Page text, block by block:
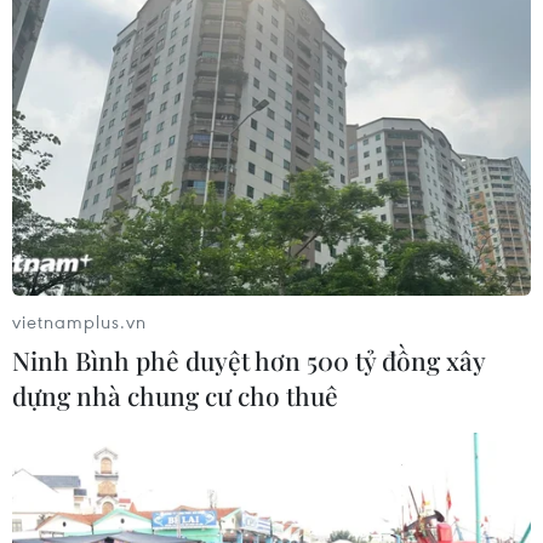
Đà Nẵng tổ chức Lễ hội Sâm Ngọc
Linh 2026: Cam kết 100% sâm thật
17/07/2026 06:09
Tìm ra cơ chế gây bệnh ung thư
xương hiếm gặp
17/07/2026 01:05
Tìm lời giải cho xu hướng gia tăng
ung thư phổi ở người trẻ không hút
17/07/2026 01:00
vietnamplus.vn
Ninh Bình phê duyệt hơn 500 tỷ đồng xây
dựng nhà chung cư cho thuê